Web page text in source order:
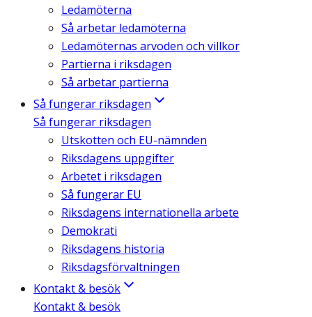
Ledamöterna
Så arbetar ledamöterna
Ledamöternas arvoden och villkor
Partierna i riksdagen
Så arbetar partierna
Så fungerar riksdagen
Så fungerar riksdagen
Utskotten och EU-nämnden
Riksdagens uppgifter
Arbetet i riksdagen
Så fungerar EU
Riksdagens internationella arbete
Demokrati
Riksdagens historia
Riksdagsförvaltningen
Kontakt & besök
Kontakt & besök